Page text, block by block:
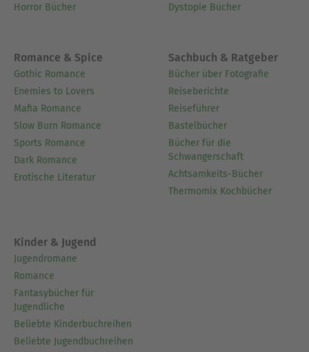
Horror Bücher
Dystopie Bücher
Romance & Spice
Gothic Romance
Enemies to Lovers
Mafia Romance
Slow Burn Romance
Sports Romance
Dark Romance
Erotische Literatur
Sachbuch & Ratgeber
Bücher über Fotografie
Reiseberichte
Reiseführer
Bastelbücher
Bücher für die
Schwangerschaft
Achtsamkeits-Bücher
Thermomix Kochbücher
Kinder & Jugend
Jugendromane
Romance
Fantasybücher für
Jugendliche
Beliebte Kinderbuchreihen
Beliebte Jugendbuchreihen